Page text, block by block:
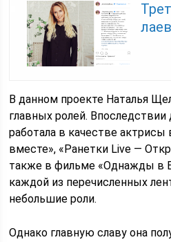
В данном проекте Наталья
главных ролей.
работала в качестве актрисы
вместе», «Ранетки Live —
также в фильме «Однажды в
каждой из перечисленных
небольшие роли.
Однако главную славу она